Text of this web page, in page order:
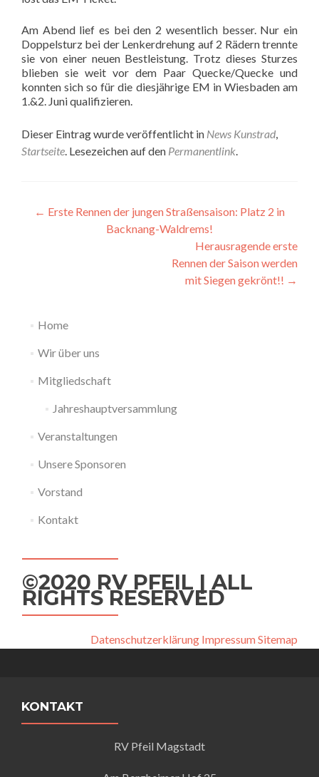
Am Abend lief es bei den 2 wesentlich besser. Nur ein
Doppelsturz bei der Lenkerdrehung auf 2 Rädern trennte
sie von einer neuen Bestleistung. Trotz dieses Sturzes
blieben sie weit vor dem Paar Quecke/Quecke und
konnten sich so für die diesjährige EM in Wiesbaden am
1.&2. Juni qualifizieren.
Dieser Eintrag wurde veröffentlicht in News Kunstrad,
Startseite. Lesezeichen auf den Permanentlink.
Beitragsnavigation
← Erste Rennen der jungen Straßensaison: Platz 2 in
Backnang-Waldrems!
Herausragende erste
Rennen der Saison werden
mit Siegen gekrönt!! →
Home
Wir über uns
Mitgliedschaft
Jahreshauptversammlung
Veranstaltungen
Unsere Sponsoren
Vorstand
Kontakt
©2020 RV PFEIL | ALL
RIGHTS RESERVED
Datenschutzerklärung ImpressumSitemap
KONTAKT
RV Pfeil Magstadt